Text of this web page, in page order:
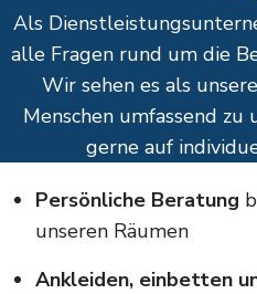
Als
alle Fragen rund um die
Wir sehen es als
Menschen umfassend
gerne auf
Persönliche Beratung
unseren Räumen
Ankleiden, einbetten